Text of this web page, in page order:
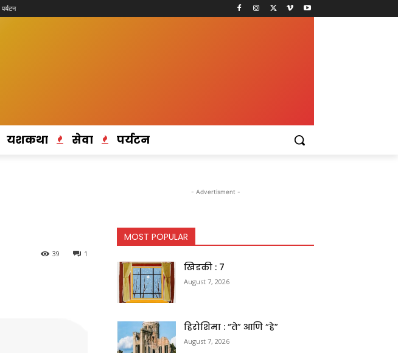
पर्यटन
यशकथा सेवा पर्यटन
1
39
- Advertisment -
MOST POPULAR
खिडकी : 7
August 7, 2026
हिरोशिमा : “ते” आणि “हे”
August 7, 2026